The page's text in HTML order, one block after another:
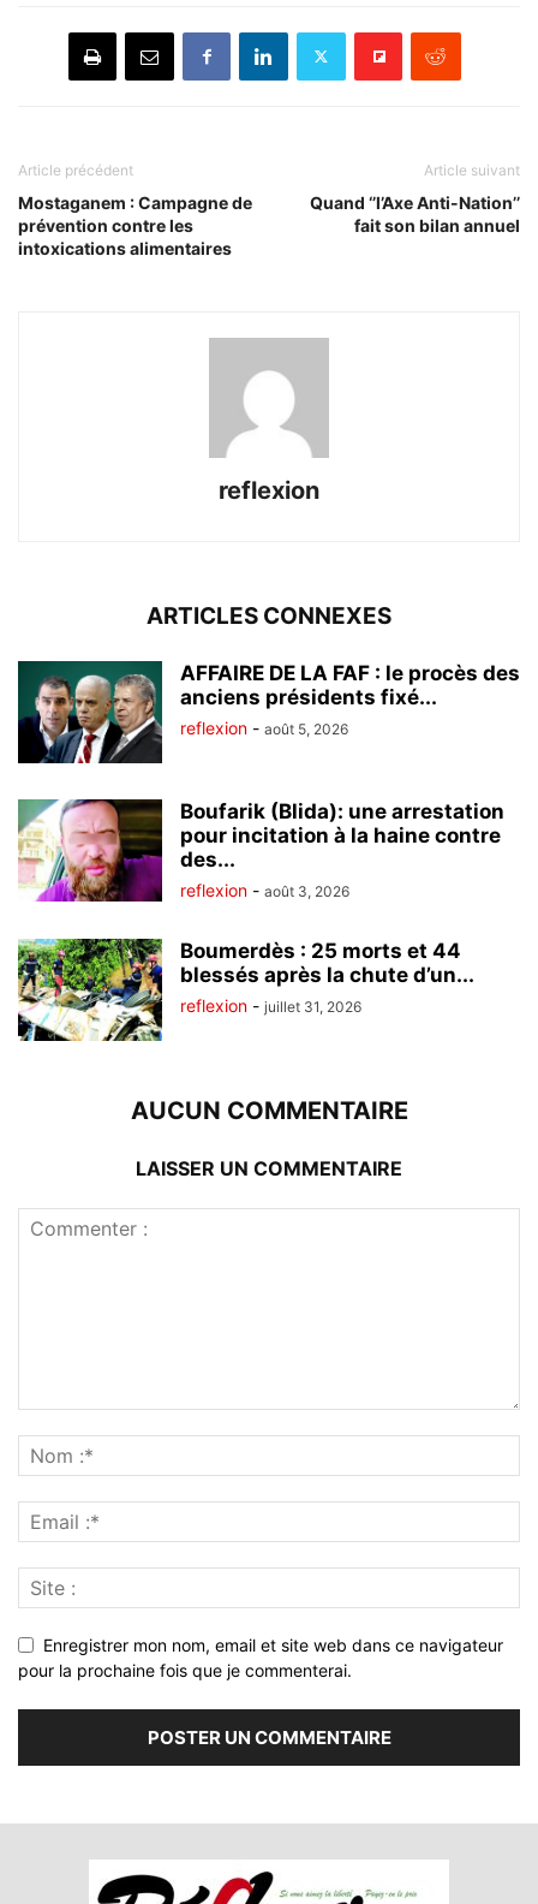
Article précédent
Mostaganem : Campagne de
prévention contre les
intoxications alimentaires
Article suivant
Quand ‘’l’Axe Anti-Nation’’
fait son bilan annuel
reflexion
ARTICLES CONNEXES
AFFAIRE DE LA FAF : le procès des
anciens présidents fixé...
reflexion - août 5, 2026
Boufarik (Blida): une arrestation
pour incitation à la haine contre
des...
reflexion - août 3, 2026
Boumerdès : 25 morts et 44
blessés après la chute d’un...
reflexion - juillet 31, 2026
AUCUN COMMENTAIRE
LAISSER UN COMMENTAIRE
Enregistrer mon nom, email et site web dans ce navigateur
pour la prochaine fois que je commenterai.